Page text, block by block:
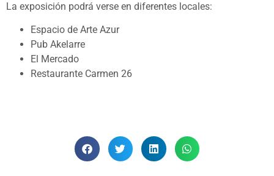
La exposición podrá verse en diferentes locales:
Espacio de Arte Azur
Pub Akelarre
El Mercado
Restaurante Carmen 26